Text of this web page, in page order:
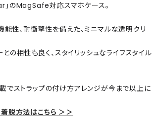
のMagSafe対応スマホケース。
能性、耐衝撃性を備えた、ミニマルな透明クリ
の相性も良く、スタイリッシュなライフスタイル
でストラップの付け方アレンジが今まで以上に
脱方法はこちら ＞＞